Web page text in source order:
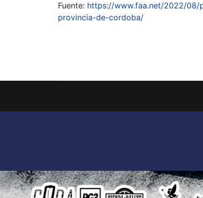
Fuente: https://www.faa.net/2022/08/
provincia-de-cordoba/